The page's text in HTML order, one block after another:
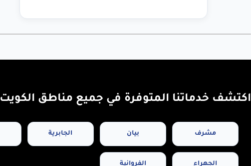
اكتشف خدماتنا المتوفرة في جميع مناطق الكويت
مشرف بيان الجابرية
الجهراء الفروانية